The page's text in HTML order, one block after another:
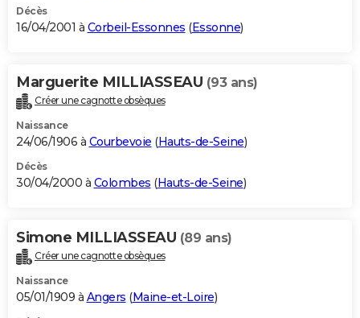
Décès
16/04/2001 à Corbeil-Essonnes (Essonne)
Marguerite MILLIASSEAU (93 ans)
Créer une cagnotte obsèques
Naissance
24/06/1906 à Courbevoie (Hauts-de-Seine)
Décès
30/04/2000 à Colombes (Hauts-de-Seine)
Simone MILLIASSEAU (89 ans)
Créer une cagnotte obsèques
Naissance
05/01/1909 à Angers (Maine-et-Loire)